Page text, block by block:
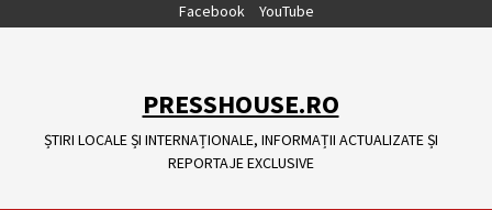
Facebook YouTube
PRESSHOUSE.RO
ȘTIRI LOCALE ȘI INTERNAȚIONALE, INFORMAȚII ACTUALIZATE ȘI
REPORTAJE EXCLUSIVE